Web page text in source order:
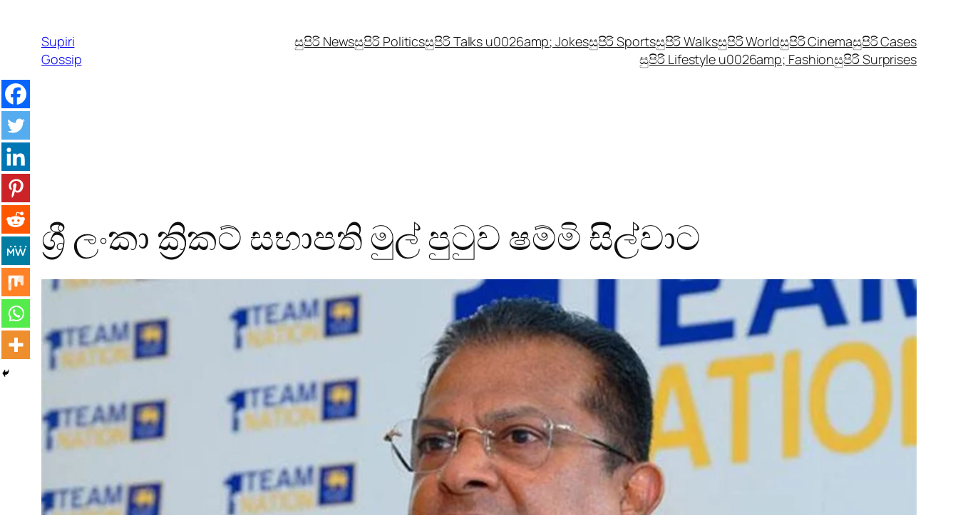
contentSupiri
Gossip
සුපිරි Newsසුපිරි Politicsසුපිරි Talks u0026amp; Jokesසුපිරි Sportsසුපිරි Walksසුපිරි Worldසුපිරි Cinemaසුපිරි Cases
සුපිරි Lifestyle u0026amp; Fashionසුපිරි Surprises
ශ්‍රී ලංකා ක්‍රිකට් සභාපති මුල් පුටුව ෂම්මි සිල්වාට